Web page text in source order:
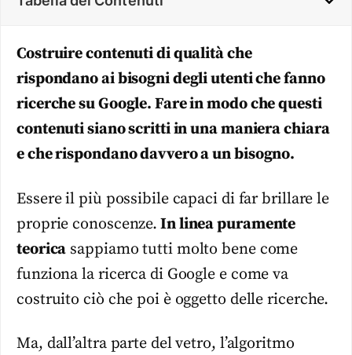
Costruire contenuti di qualità che
rispondano ai bisogni degli utenti che fanno
ricerche su Google. Fare in modo che questi
contenuti siano scritti in una maniera chiara
e che rispondano davvero a un bisogno.
Essere il più possibile capaci di far brillare le
proprie conoscenze. In linea puramente
teorica sappiamo tutti molto bene come
funziona la ricerca di Google e come va
costruito ciò che poi è oggetto delle ricerche.
Ma, dall’altra parte del vetro, l’algoritmo